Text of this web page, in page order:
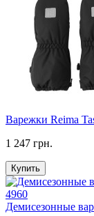
Варежки Reima
1 247 грн.
Купить
Демисезонные